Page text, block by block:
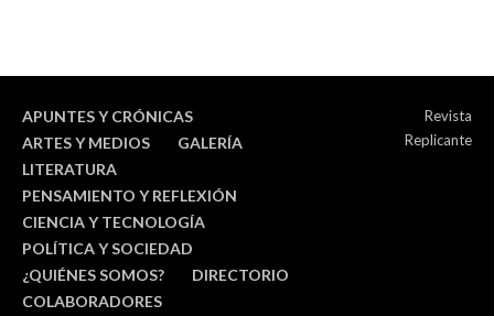
APUNTES Y CRÓNICAS
ARTES Y MEDIOS
GALERÍA
LITERATURA
PENSAMIENTO Y REFLEXIÓN
CIENCIA Y TECNOLOGÍA
POLÍTICA Y SOCIEDAD
¿QUIÉNES SOMOS?
DIRECTORIO
COLABORADORES
Revista
Replicante